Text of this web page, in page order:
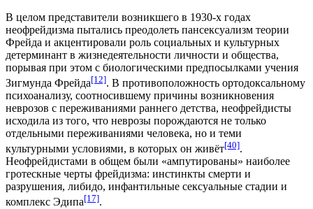
В целом представители возникшего в 1930-х годах
неофрейдизма пытались преодолеть пансексуализм теории
Фрейда и акцентировали роль социальных и культурных
детерминант в жизнедеятельности личности и общества,
порывая при этом с биологическими предпосылками учения
Зигмунда Фрейда[12]. В противоположность ортодоксальному
психоанализу, соотносившему причины возникновения
неврозов с переживаниями раннего детства, неофрейдисты
исходила из того, что неврозы порождаются не только
отдельными переживаниями человека, но и теми
культурными условиями, в которых он живёт[40].
Неофрейдистами в общем были «ампутированы» наиболее
гротескные черты фрейдизма: инстинкты смерти и
разрушения, либидо, инфантильные сексуальные стадии и
комплекс Эдипа[17].